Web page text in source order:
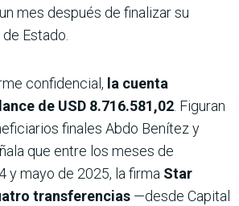
un mes después de finalizar su
Estado.
confidencial, la cuenta
de USD 8.716.581,02 . Figuran
finales Abdo Benítez y
que entre los meses de
y mayo de 2025, la firma Star
transferencias —desde Capital